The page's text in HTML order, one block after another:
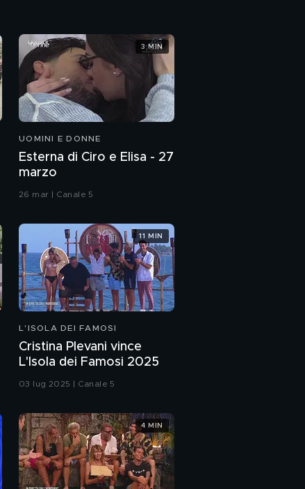
UOMINI E DONNE
Esterna di Ciro e Elisa - 27
marzo
26 mar | Canale 5
3 MIN
L'ISOLA DEI FAMOSI
Cristina Plevani vince
L'Isola dei Famosi 2025
03 lug 2025 | Canale 5
11 MIN
4 MIN